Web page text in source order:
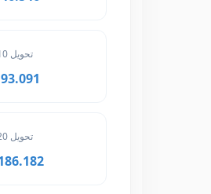
93.091 MAD
186.182 MAD